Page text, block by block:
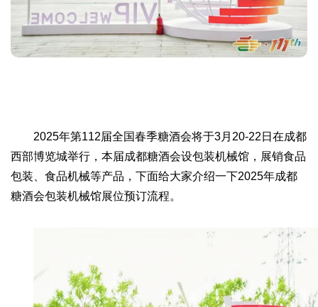
2025年第112届全国春季糖酒会将于3月20-22日在成都
西部博览城举行，本届成都糖酒会设包装机械馆，展销食品
包装、食品机械等产品，下面给大家介绍一下2025年成都
糖酒会包装机械馆展位预订流程。